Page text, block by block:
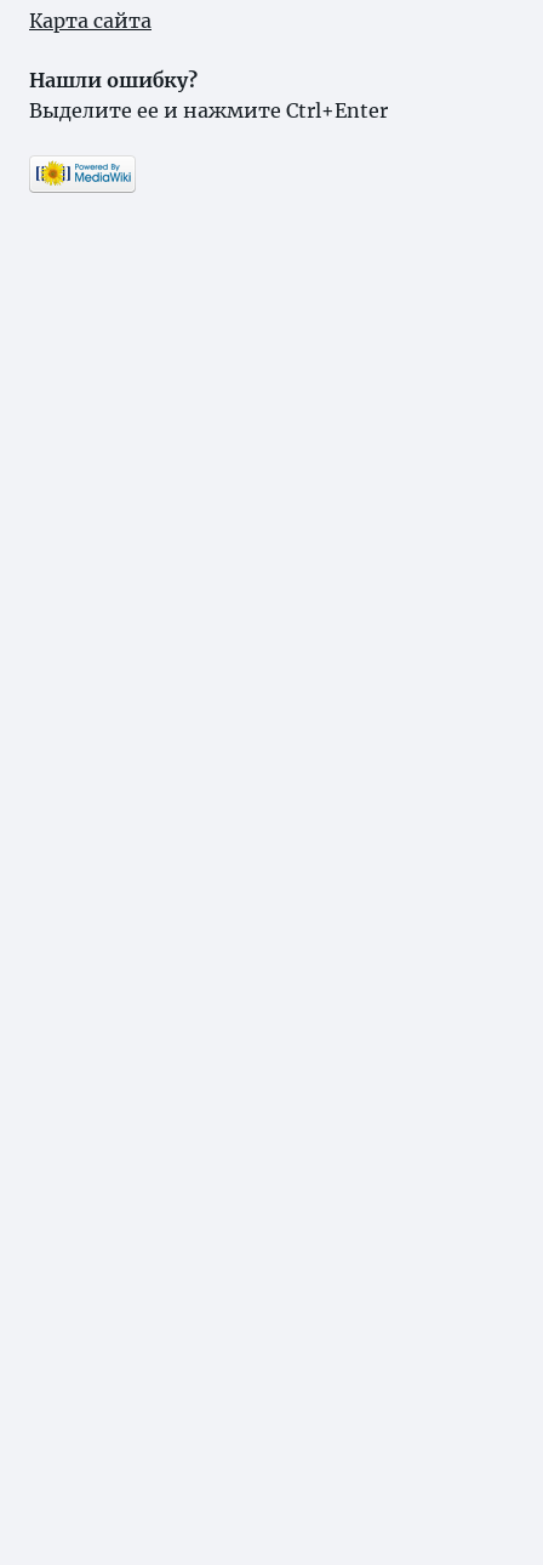
Карта сайта
Нашли ошибку?
Выделите ее и нажмите Ctrl+Enter